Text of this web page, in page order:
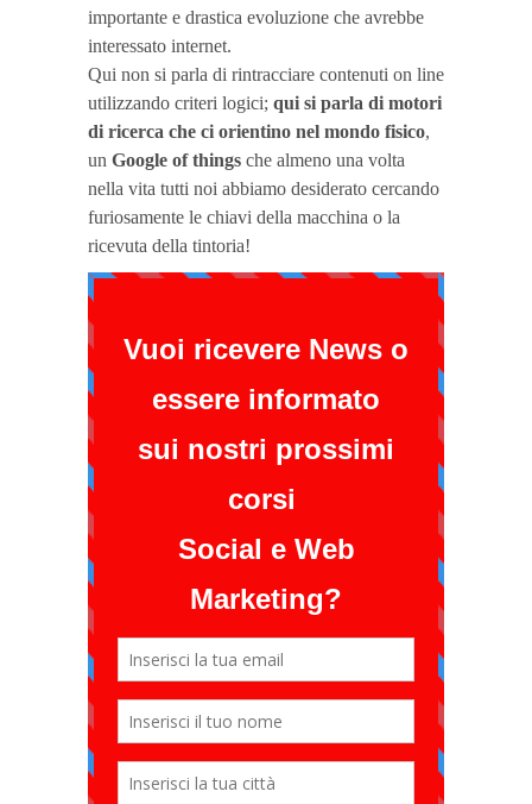
importante e drastica evoluzione che avrebbe
interessato internet.
Qui non si parla di rintracciare contenuti on line
utilizzando criteri logici; qui si parla di motori
di ricerca che ci orientino nel mondo fisico,
un Google of things che almeno una volta
nella vita tutti noi abbiamo desiderato cercando
furiosamente le chiavi della macchina o la
ricevuta della tintoria!